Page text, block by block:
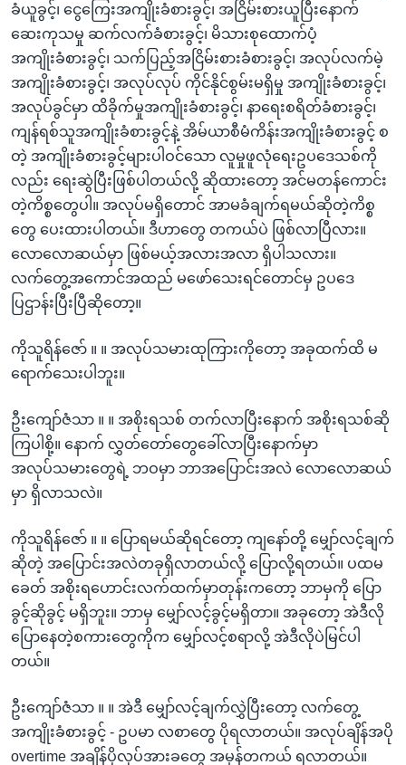
ခံယူခွင့်၊ ငွေကြေးအကျိုးခံစားခွင့်၊ အငြိမ်းစားယူပြီးနောက်
ဆေးကုသမှု ဆက်လက်ခံစားခွင့်၊ မိသားစုထောက်ပံ့
အကျိုးခံစားခွင့်၊ သက်ပြည့်အငြိမ်းစားခံစားခွင့်၊ အလုပ်လက်မဲ့
အကျိုးခံစားခွင့်၊ အလုပ်လုပ် ကိုင်နိုင်စွမ်းမရှိမှု အကျိုးခံစားခွင့်၊
အလုပ်ခွင်မှာ ထိခိုက်မှုအကျိုးခံစားခွင့်၊ နာရေးစရိတ်ခံစားခွင့်၊
ကျန်ရစ်သူအကျိုးခံစားခွင့်နဲ့ အိမ်ယာစီမံကိန်းအကျိုးခံစားခွင့် စ
တဲ့ အကျိုးခံစားခွင့်များပါဝင်သော လူမှုဖူလုံရေးဥပဒေသစ်ကို
လည်း ရေးဆွဲပြီးဖြစ်ပါတယ်လို့ ဆိုထားတော့ အင်မတန်ကောင်း
တဲ့ကိစ္စတွေပါ။ အလုပ်မရှိတောင် အာမခံချက်ရမယ်ဆိုတဲ့ကိစ္စ
တွေ ပေးထားပါတယ်။ ဒီဟာတွေ တကယ်ပဲ ဖြစ်လာပြီလား။
လောလောဆယ်မှာ ဖြစ်မယ့်အလားအလာ ရှိပါသလား။
လက်တွေ့အကောင်အထည် မဖော်သေးရင်တောင်မှ ဥပဒေ
ပြဌာန်းပြီးပြီဆိုတော့။
ကိုသူရိန်ဇော် ။ ။ အလုပ်သမားထုကြားကိုတော့ အခုထက်ထိ မ
ရောက်သေးပါဘူး။
ဦးကျော်ဇံသာ ။ ။ အစိုးရသစ် တက်လာပြီးနောက် အစိုးရသစ်ဆို
ကြပါစို့။ နောက် လွှတ်တော်တွေခေါ်လာပြီးနောက်မှာ
အလုပ်သမားတွေရဲ့ ဘဝမှာ ဘာအပြောင်းအလဲ လောလောဆယ်
မှာ ရှိလာသလဲ။
ကိုသူရိန်ဇော် ။ ။ ပြောရမယ်ဆိုရင်တော့ ကျနော်တို့ မျှော်လင့်ချက်
ဆိုတဲ့ အပြောင်းအလဲတခုရှိလာတယ်လို့ ပြောလို့ရတယ်။ ပထမ
ခေတ် အစိုးရဟောင်းလက်ထက်မှာတုန်းကတော့ ဘာမှကို ပြော
ခွင့်ဆိုခွင့် မရှိဘူး။ ဘာမှ မျှော်လင့်ခွင့်မရှိတာ။ အခုတော့ အဲဒီလို
ပြောနေတဲ့စကားတွေကိုက မျှော်လင့်စရာလို့ အဲဒီလိုပဲမြင်ပါ
တယ်။
ဦးကျော်ဇံသာ ။ ။ အဲဒီ မျှော်လင့်ချက်လွှဲပြီးတော့ လက်တွေ့
အကျိုးခံစားခွင့် - ဥပမာ လစာတွေ ပိုရလာတယ်။ အလုပ်ချိန်အပို
overtime အချိန်ပိုလုပ်အားခတွေ အမှန်တကယ် ရလာတယ်။